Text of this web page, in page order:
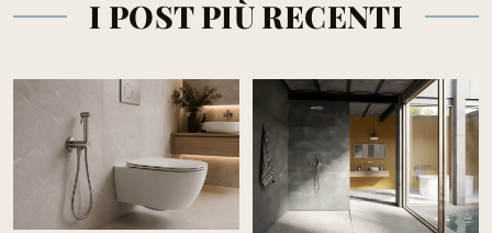
I POST PIÙ RECENTI